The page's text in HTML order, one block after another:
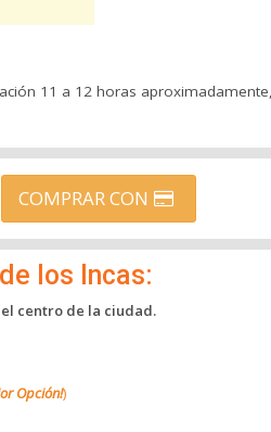
11 a 12 horas
COMPRAR CON
los Incas:
centro de la ciudad.
Opción!)